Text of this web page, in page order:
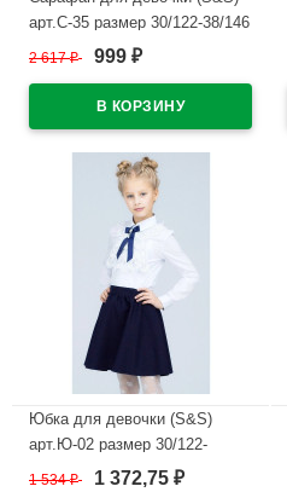
арт.С-35 размер 30/122-38/146
цвет темно-синий
2 617₽ 999 ₽
Юбка для девочки (S&S)
арт.Ю-02 размер 30/122-
38/146 цвет темно-синий
1 534₽ 1 372,75 ₽